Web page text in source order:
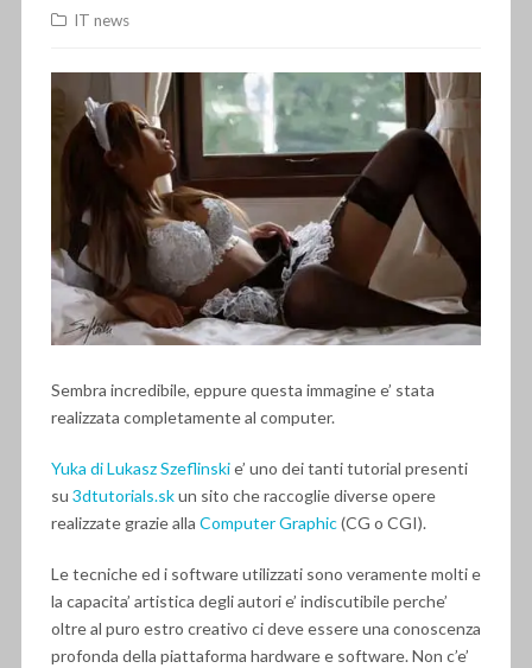
IT news
Sembra incredibile, eppure questa immagine e’ stata
realizzata completamente al computer.
Yuka di Lukasz Szeflinskie’ uno dei tanti tutorial presenti
su 3dtutorials.skun sito che raccoglie diverse opere
realizzate grazie alla Computer Graphic(CG o CGI).
Le tecniche ed i software utilizzati sono veramente molti e
la capacita’ artistica degli autori e’ indiscutibile perche’
oltre al puro estro creativo ci deve essere una conoscenza
profonda della piattaforma hardware e software. Non c’e’